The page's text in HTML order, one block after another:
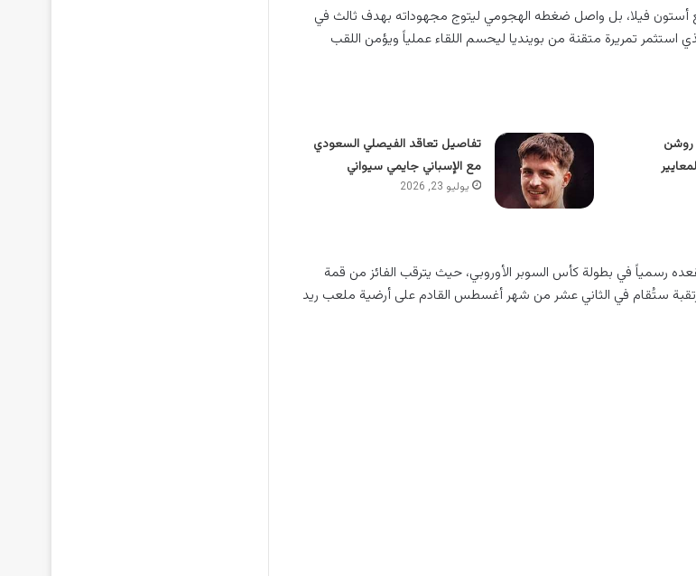
أستون فيلا، بل واصل ضغطه الهجومي ليتوج مجهوداته بهدف ثالث في
الذي استثمر تمريرة متقنة من بوينديا ليحسم اللقاء عملياً ويؤمن اللقب
روشن
تفاصيل تعاقد الفيصلي السعودي
مع الإسباني جايمي سيواني
يوليو 23, 2026
رسمياً في بطولة كأس السوبر الأوروبي، حيث يترقب الفائز من قمة
ستُقام في الثاني عشر من شهر أغسطس القادم على أرضية ملعب ريد